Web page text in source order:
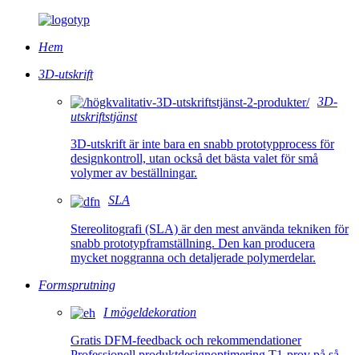
Hem
3D-utskrift
3D-
utskriftstjänst
3D-utskrift är inte bara en snabb prototypprocess för
designkontroll, utan också det bästa valet för små
volymer av beställningar.
SLA
Stereolitografi (SLA) är den mest använda tekniken för
snabb prototypframställning. Den kan producera
mycket noggranna och detaljerade polymerdelar.
Formsprutning
I mögeldekoration
Gratis DFM-feedback och rekommendationer